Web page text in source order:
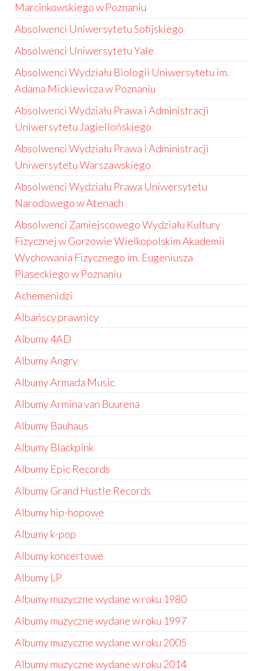
Marcinkowskiego w Poznaniu
Absolwenci Uniwersytetu Sofijskiego
Absolwenci Uniwersytetu Yale
Absolwenci Wydziału Biologii Uniwersytetu im.
Adama Mickiewicza w Poznaniu
Absolwenci Wydziału Prawa i Administracji
Uniwersytetu Jagiellońskiego
Absolwenci Wydziału Prawa i Administracji
Uniwersytetu Warszawskiego
Absolwenci Wydziału Prawa Uniwersytetu
Narodowego w Atenach
Absolwenci Zamiejscowego Wydziału Kultury
Fizycznej w Gorzowie Wielkopolskim Akademii
Wychowania Fizycznego im. Eugeniusza
Piaseckiego w Poznaniu
Achemenidzi
Albańscy prawnicy
Albumy 4AD
Albumy Angry
Albumy Armada Music
Albumy Armina van Buurena
Albumy Bauhaus
Albumy Blackpink
Albumy Epic Records
Albumy Grand Hustle Records
Albumy hip-hopowe
Albumy k-pop
Albumy koncertowe
Albumy LP
Albumy muzyczne wydane w roku 1980
Albumy muzyczne wydane w roku 1997
Albumy muzyczne wydane w roku 2005
Albumy muzyczne wydane w roku 2014